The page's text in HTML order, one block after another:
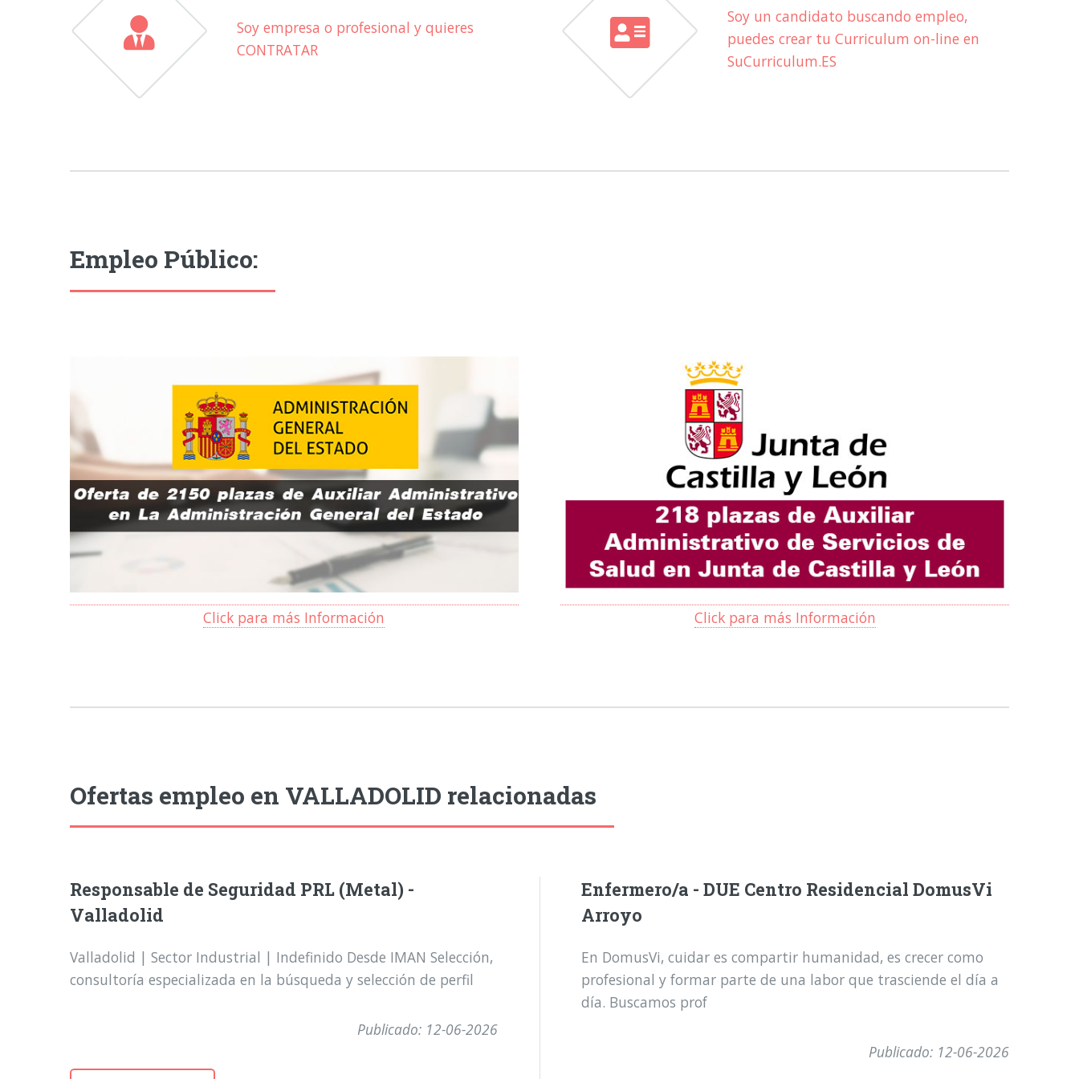
Soy empresa o profesional y quieres
CONTRATAR
Soy un candidato buscando empleo,
puedes crear tu Curriculum on-line en
SuCurriculum.ES
Empleo Público:
Click para más Información Click para más Información
Ofertas empleo en VALLADOLID relacionadas
Responsable de Seguridad PRL (Metal) -
Valladolid
Valladolid | Sector Industrial | Indefinido Desde IMAN Selección,
consultoría especializada en la búsqueda y selección de perfil
Publicado: 12-06-2026
Enfermero/a - DUE Centro Residencial DomusVi
Arroyo
En DomusVi, cuidar es compartir humanidad, es crecer como
profesional y formar parte de una labor que trasciende el día a
día. Buscamos prof
Publicado: 12-06-2026